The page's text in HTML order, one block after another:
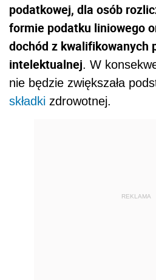
podatkowej, dla osób
formie podatku liniowego
dochód z kwalifikowanych
intelektualnej. W
nie będzie zwiększała
składki zdrowotnej.
REKLAMA